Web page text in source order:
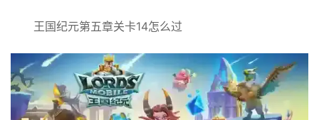
王国纪元第五章关卡14怎么过